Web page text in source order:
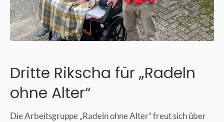
Dritte Rikscha für „Radeln
ohne Alter“
Die Arbeitsgruppe „Radeln ohne Alter“ freut sich über